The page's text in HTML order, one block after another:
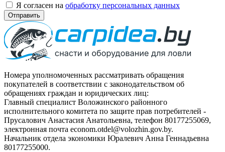
Я согласен на обработку персональных данных
Отправить
Номера уполномоченных рассматривать обращения
покупателей в соответствии с законодательством об
обращениях граждан и юридических лиц:
Главный специалист Воложинского районного
исполнительного комитета по защите прав потребителей -
Прусалович Анастасия Анатольевна, телефон 80177255069,
электронная почта econom.otdel@volozhin.gov.by.
Начальник отдела экономики Юралевич Анна Геннадьевна
80177255000.